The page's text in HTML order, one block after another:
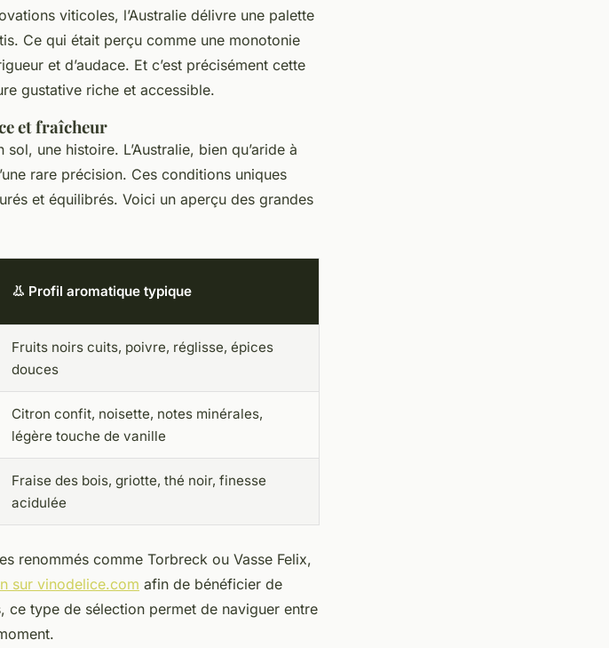
viticoles, l’Australie délivre une palette
Ce qui était perçu comme une monotonie
et d’audace. Et c’est précisément cette
gustative riche et accessible.
et fraîcheur
une histoire. L’Australie, bien qu’aride à
rare précision. Ces conditions uniques
et équilibrés. Voici un aperçu des grandes
👃 Profil aromatique typique
Fruits noirs cuits, poivre, réglisse, épices
douces
Citron confit, noisette, notes minérales,
légère touche de vanille
Fraise des bois, griotte, thé noir, finesse
acidulée
renommés comme Torbreck ou Vasse Felix,
sur vinodelice.com afin de bénéficier de
type de sélection permet de naviguer entre